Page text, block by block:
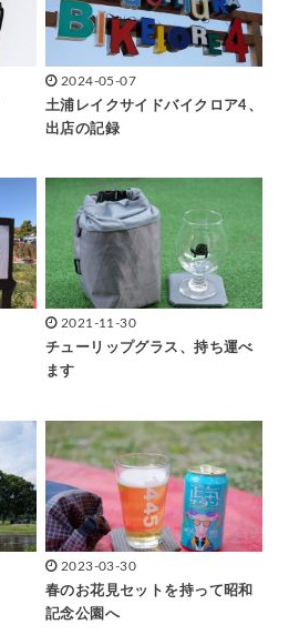
2024-05-07
土浦レイクサイドバイクロア4、
出店の記録
2021-11-30
チューリップグラス、持ち運べ
ます
2023-03-30
春のお花見セットを持って昭和
記念公園へ